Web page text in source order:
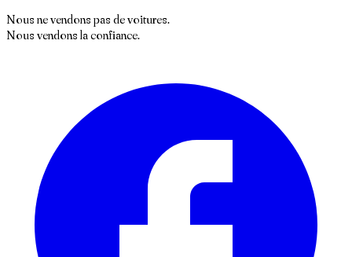
Nous ne vendons pas de voitures.
Nous vendons la confiance.